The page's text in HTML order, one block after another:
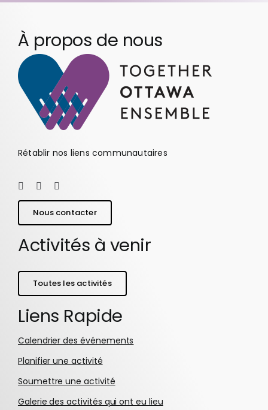
À propos de nous
Rétablir nos liens communautaires
Nous contacter
Activités à venir
Toutes les activités
Liens Rapide
Calendrier des événements
Planifier une activité
Soumettre une activité
Galerie des activités qui ont eu lieu